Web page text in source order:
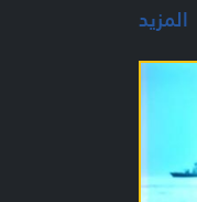
المزيد